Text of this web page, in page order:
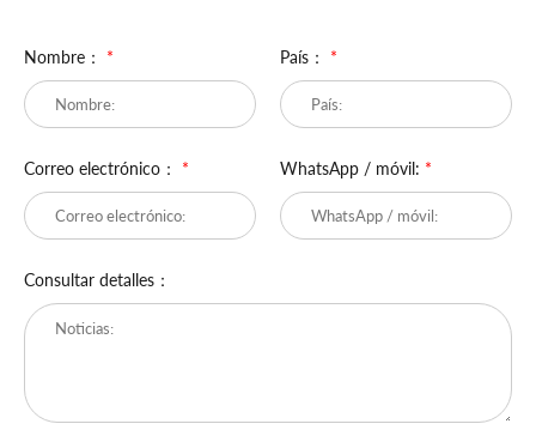
Nombre： * País： *
Correo electrónico： * WhatsApp / móvil: *
Consultar detalles：